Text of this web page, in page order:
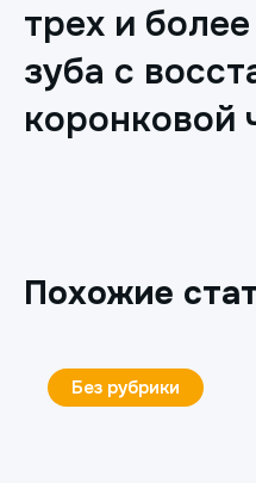
трех и
зуба с
коронковой
Похожие
Без рубрики